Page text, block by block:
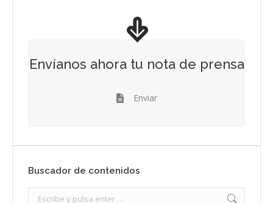
Envíanos ahora tu nota de prensa
Enviar
Buscador de contenidos